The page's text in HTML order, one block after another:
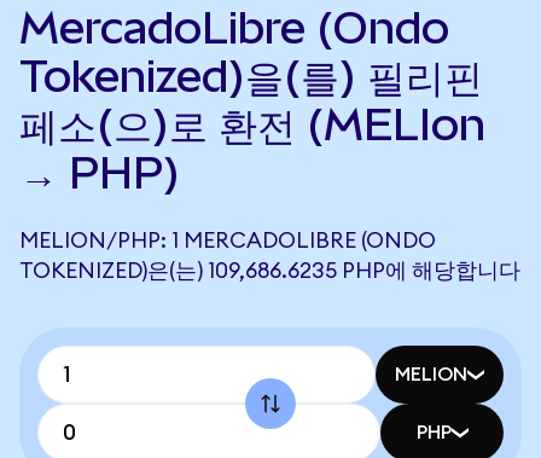
MercadoLibre (Ondo
Tokenized)을(를) 필리핀
페소(으)로 환전 (MELIon
→ PHP)
MELION/PHP: 1 MERCADOLIBRE (ONDO
TOKENIZED)은(는) 109,686.6235 PHP에 해당합니다
MELION
PHP